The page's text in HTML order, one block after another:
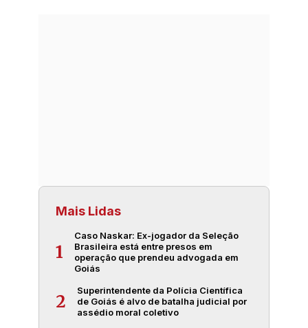
Mais Lidas
1
Caso Naskar: Ex-jogador da Seleção
Brasileira está entre presos em
operação que prendeu advogada em
Goiás
2
Superintendente da Polícia Científica
de Goiás é alvo de batalha judicial por
assédio moral coletivo